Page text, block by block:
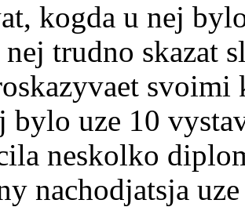
kogda u nej
nej trudno skazat
svoimi
bylo uze 10
neskolko
nachodjatsja